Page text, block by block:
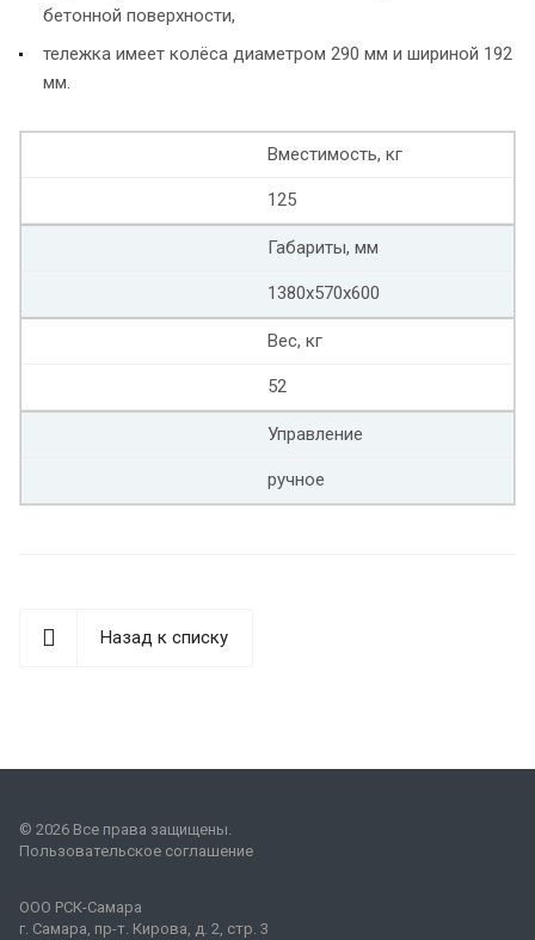
бетонной поверхности,
тележка имеет колёса диаметром 290 мм и шириной 192
мм.
Вместимость, кг
125
Габариты, мм
1380х570х600
Вес, кг
52
Управление
ручное
Назад к списку
© 2026 Все права защищены.
Пользовательское соглашение
ООО РСК-Самара
г. Самара пр-т. Кирова, д. 2, стр. 3